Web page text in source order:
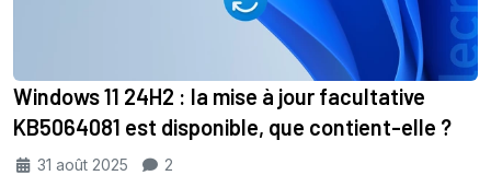
Windows 11 24H2 : la mise à jour facultative
KB5064081 est disponible, que contient-elle ?
31 août 2025 2